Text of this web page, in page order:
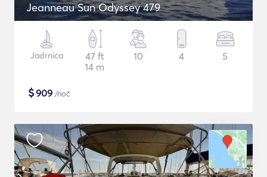
Jeanneau Sun Odyssey 479
Jadrnica
47 ft
14 m
10 4 5
$909 /noč